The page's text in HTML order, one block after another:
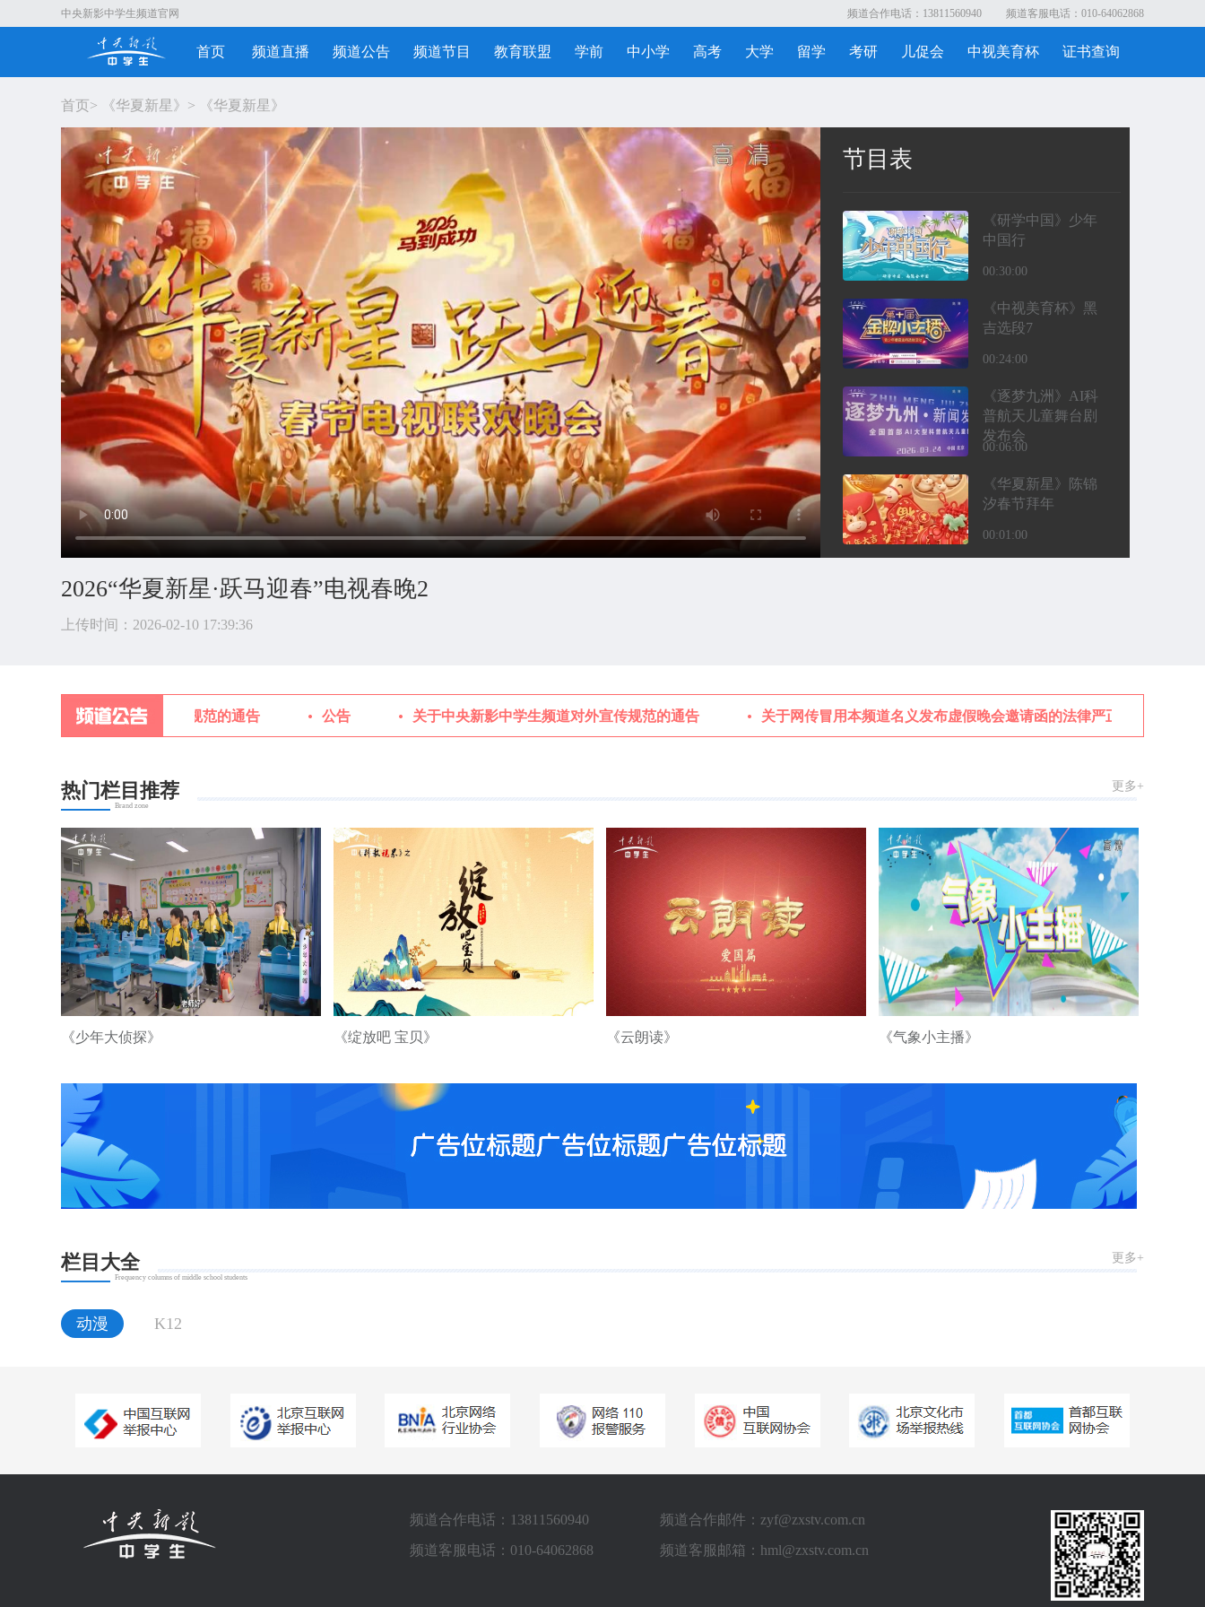
中央新影中学生频道官网 频道合作电话：13811560940 频道客服电话：010-64062868
首页 频道直播 频道公告 频道节目 教育联盟 学前 中小学 高考 大学 留学 考研 儿促会 中视美育杯 证书查询
首页> 《华夏新星》 > 《华夏新星》
节目表
《研学中国》少年
中国行
00:30:00
《中视美育杯》黑
吉选段7
00:24:00
《逐梦九洲》AI科
普航天儿童舞台剧
发布会
00:06:00
《华夏新星》陈锦
汐春节拜年
00:01:00
2026“华夏新星·跃
马迎春”电视春晚2
2026“华夏新星·跃
马迎春”电视春晚4
2026“华夏新星·跃
2026“冰娃报春”新
春文艺盛典3
2026华夏新星·跃
马迎春电视春晚7
2026“华夏新星·跃马迎春”电视春晚2
上传时间：2026-02-10 17:39:36
新影中学生频道对外宣传规范的通告 公告 关于中央新影中学生频道对外宣传规范的通告 关于网传冒用本频道名义发布虚假晚会邀请函的法律严正声明
热门栏目推荐
Brand zone
更多+
《少年大侦探》 《绽放吧 宝贝》 《云朗读》 《气象小主播》
栏目大全
Frequency columns of middle school students
更多+
动漫 K12
频道合作电话：13811560940
频道客服电话：010-64062868
频道合作邮件：zyf@zxstv.com.cn
频道客服邮箱：hml@zxstv.com.cn